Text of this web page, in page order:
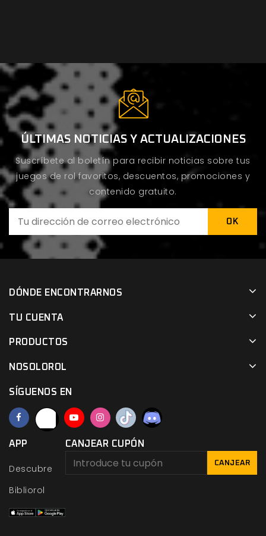
ÚLTIMAS NOTICIAS Y ACTUALIZACIONES
Suscríbete al boletín para recibir noticias sobre tus
juegos de rol favoritos, descuentos, promociones y
contenido gratuito.
DÓNDE ENCONTRARNOS
TU CUENTA
PRODUCTOS
NOSOLOROL
SÍGUENOS EN
APP
Descubre
Bibliorol
CANJEAR CUPÓN
CANJEAR